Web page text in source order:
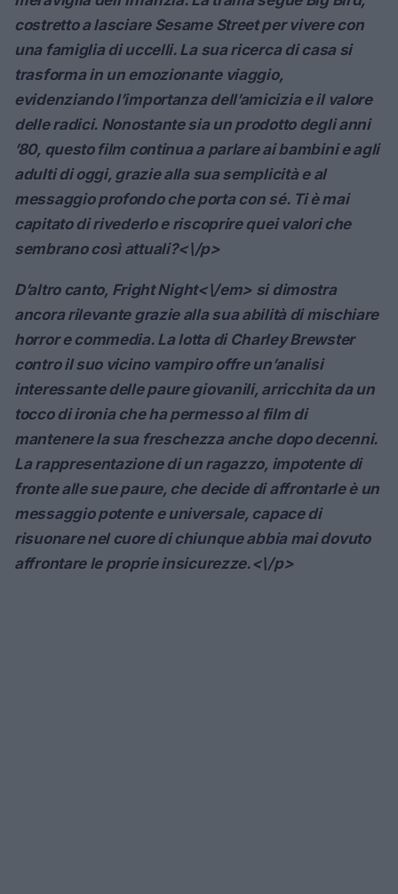
costretto a lasciare Sesame Street per vivere con
una famiglia di uccelli. La sua ricerca di casa si
trasforma in un emozionante viaggio,
evidenziando l’importanza dell’amicizia e il valore
delle radici. Nonostante sia un prodotto degli anni
’80, questo film continua a parlare ai bambini e agli
adulti di oggi, grazie alla sua semplicità e al
messaggio profondo che porta con sé. Ti è mai
capitato di rivederlo e riscoprire quei valori che
sembrano così attuali?<\/p>
D’altro canto, Fright Night<\/em> si dimostra
ancora rilevante grazie alla sua abilità di mischiare
horror e commedia. La lotta di Charley Brewster
contro il suo vicino vampiro offre un’analisi
interessante delle paure giovanili, arricchita da un
tocco di ironia che ha permesso al film di
mantenere la sua freschezza anche dopo decenni.
La rappresentazione di un ragazzo, impotente di
fronte alle sue paure, che decide di affrontarle è un
messaggio potente e universale, capace di
risuonare nel cuore di chiunque abbia mai dovuto
affrontare le proprie insicurezze.<\/p>